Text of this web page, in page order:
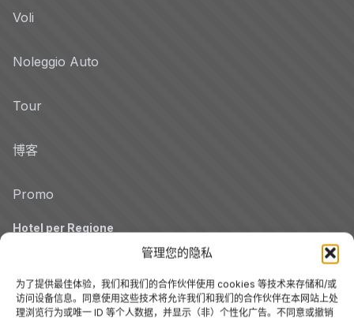
管理您的隐私
为了提供最佳体验，我们和我们的合作伙伴使用 cookies 等技术来存储和/或
访问设备信息。同意使用这些技术将允许我们和我们的合作伙伴在本网站上处
理浏览行为或唯一 ID 等个人数据，并显示（非）个性化广告。不同意或撤销
Voli
Noleggio Auto
Tour
博客
Promo
Hotel per Regione
托斯卡纳